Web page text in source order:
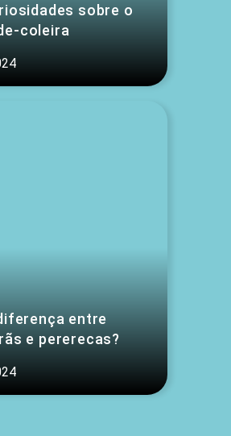
sobre o
coleira
entre
e pererecas?